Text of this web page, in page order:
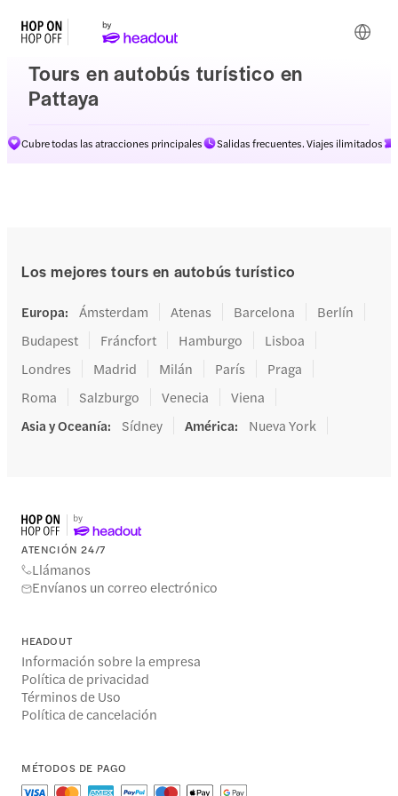
Tours en autobús turístico en
Pattaya
Cubre todas las atracciones principales Salidas frecuentes. Viajes ilimitados
Los mejores tours en autobús turístico
Europa: Ámsterdam Atenas Barcelona
Berlín
Budapest
Fráncfort Hamburgo
Lisboa
Londres
Madrid Milán París
Praga
Roma
Salzburgo Venecia
Viena
Asia y Oceanía: Sídney América: Nueva York
ATENCIÓN 24/7
Llámanos
Envíanos un correo electrónico
HEADOUT
Información sobre la empresa
Política de privacidad
Términos de Uso
Política de cancelación
MÉTODOS DE PAGO